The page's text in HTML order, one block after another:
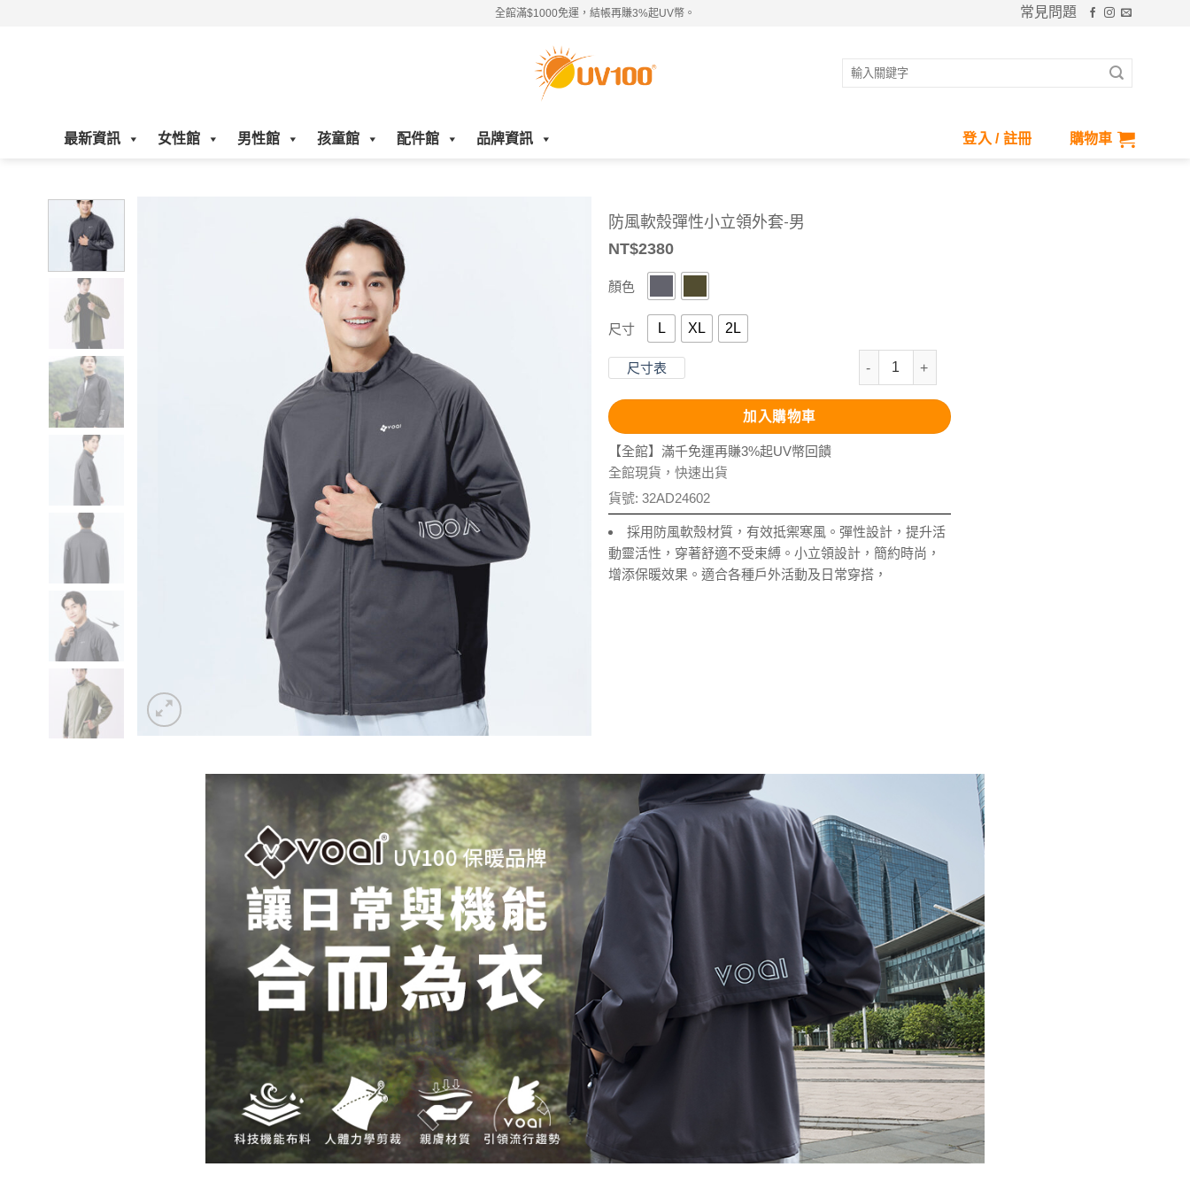
全館滿$1000免運，結帳再賺3%起UV幣。 常見問題
搜
最新資訊 女性館 男性館 孩童館 配件館 品牌資訊 登入 / 註冊 購物車
防風軟殼彈性小立領外套-男
NT$2380
顏色
尺寸 L XL 2L
尺寸表
防風軟殼彈性小立領外套-男 數量
加入購物車
【全館】滿千免運再賺3%起UV幣回饋
全館現貨，快速出貨
貨號: 32AD24602
採用防風軟殼材質，有效抵禦寒風。彈性設計，提升活
動靈活性，穿著舒適不受束縛。小立領設計，簡約時尚，
增添保暖效果。適合各種戶外活動及日常穿搭，